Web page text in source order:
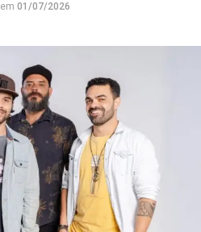
criou duas modalidades de
Passaporte Arena Rancho, no
que inclui reserva
mesas, rodízio de carnes,
e acesso completo ao
em 01/07/2026